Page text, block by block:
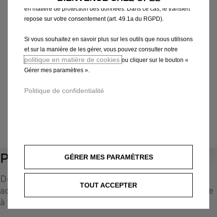
Choisissez la méthode pour identifier votre véhicule et
Par N° d'immatriculation
Par modèle
Par N° de VIN
Porte-bagages
Découvrez une sélection d'accessoires d'origine
adaptés à votre véhicule et conçus pour répondre
à tous vos besoins
en matière de protection des données. Dans ce cas, le transfert
repose sur votre consentement (art. 49.1a du RGPD).
Si vous souhaitez en savoir plus sur les outils que nous utilisons
et sur la manière de les gérer, vous pouvez consulter notre
politique en matière de cookies ou cliquer sur le bouton «
Gérer mes paramètres ».
Politique de confidentialité
GÉRER MES PARAMÈTRES
TOUT ACCEPTER